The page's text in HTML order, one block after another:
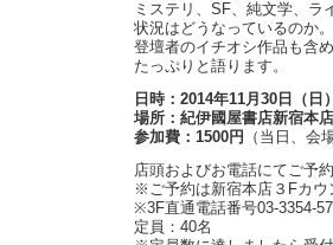
ミステリ、SF、純文学、ラ
状況はどうなっているのか
登壇者のイチオシ作品も含
たっぷりと語ります。
日時：2014年11月30日（
場所：紀伊國屋書店新宿本
参加費：1500円
（当日、会
店頭およびお電話にてご予
※ご予約は新宿本店３Fカウ
※3F直通電話番号03-3354-
定員：40名